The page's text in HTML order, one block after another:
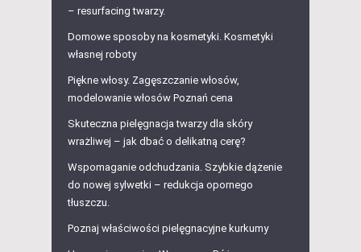
– resurfacing twarzy.
Domowe sposoby na kosmetyki. Kosmetyki
własnej roboty
Piękne włosy. Zagęszczanie włosów,
modelowanie włosów Poznań cena
Skuteczna pielęgnacja twarzy dla skóry
wrażliwej – jak dbać o delikatną cerę?
Wspomaganie odchudzania. Szybkie dążenie
do nowej sylwetki – redukcja opornego
tłuszczu.
Poznaj właściwości pielęgnacyjne kurkumy